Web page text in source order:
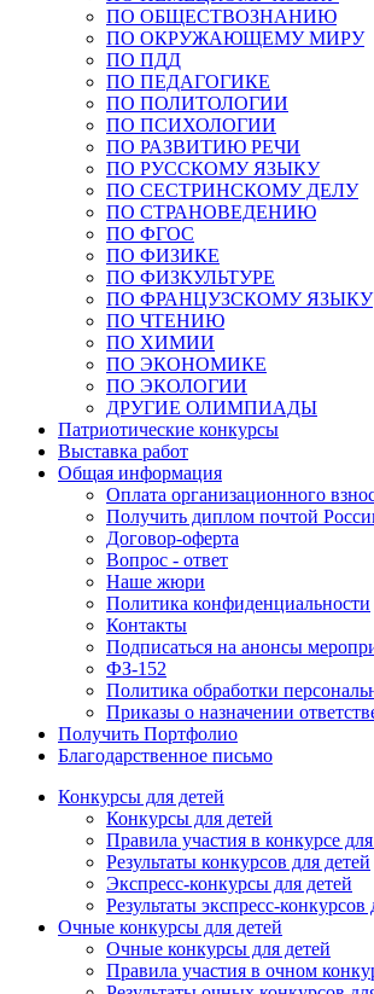
ПО ОБЩЕСТВОЗНАНИЮ
ПО ОКРУЖАЮЩЕМУ МИРУ
ПО ПДД
ПО ПЕДАГОГИКЕ
ПО ПОЛИТОЛОГИИ
ПО ПСИХОЛОГИИ
ПО РАЗВИТИЮ РЕЧИ
ПО РУССКОМУ ЯЗЫКУ
ПО СЕСТРИНСКОМУ ДЕЛУ
ПО СТРАНОВЕДЕНИЮ
ПО ФГОС
ПО ФИЗИКЕ
ПО ФИЗКУЛЬТУРЕ
ПО ФРАНЦУЗСКОМУ ЯЗЫКУ
ПО ЧТЕНИЮ
ПО ХИМИИ
ПО ЭКОНОМИКЕ
ПО ЭКОЛОГИИ
ДРУГИЕ ОЛИМПИАДЫ
Патриотические конкурсы
Выставка работ
Общая информация
Оплата организационного
Получить диплом почтой
Договор-оферта
Вопрос - ответ
Наше жюри
Политика конфиденциальности
Контакты
Подписаться на анонсы
ФЗ-152
Политика обработки
Приказы о назначении
Получить Портфолио
Благодарственное письмо
Конкурсы для детей
Конкурсы для детей
Правила участия в конкурсе
Результаты конкурсов для детей
Экспресс-конкурсы для детей
Результаты экспресс-конкурсов
Очные конкурсы для детей
Очные конкурсы для детей
Правила участия в очном